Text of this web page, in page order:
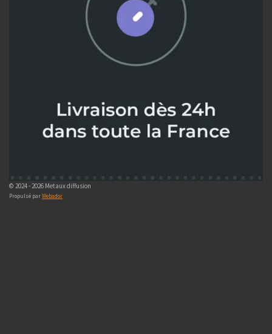
© 2024 - 2026 Metaux diffusion
Propulsé parWebador